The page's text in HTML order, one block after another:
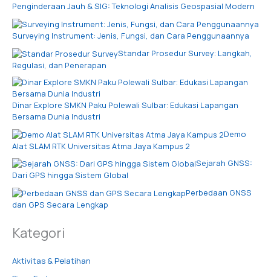
Penginderaan Jauh & SIG: Teknologi Analisis Geospasial Modern
Surveying Instrument: Jenis, Fungsi, dan Cara Penggunaannya
Standar Prosedur Survey: Langkah,
Regulasi, dan Penerapan
Dinar Explore SMKN Paku Polewali Sulbar: Edukasi Lapangan
Bersama Dunia Industri
Demo
Alat SLAM RTK Universitas Atma Jaya Kampus 2
Sejarah GNSS:
Dari GPS hingga Sistem Global
Perbedaan GNSS
dan GPS Secara Lengkap
Kategori
Aktivitas & Pelatihan